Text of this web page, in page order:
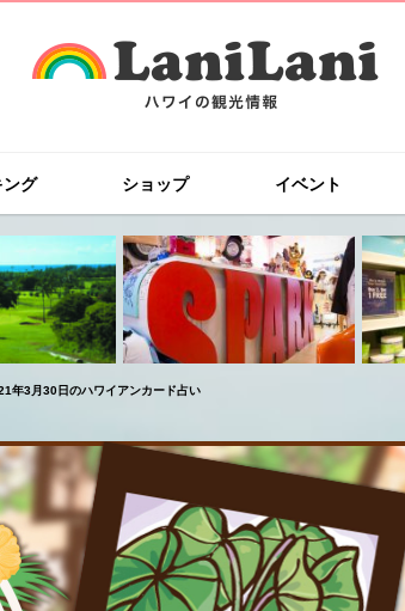
ング ショップ イベント
年3月30日のハワイアンカード占い